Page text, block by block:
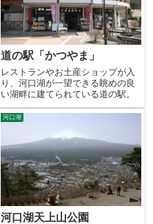
道の駅「かつやま」
レストランやお土産ショップが入
り、河口湖が一望できる眺めの良
い湖畔に建てられている道の駅。
河口湖
河口湖天上山公園